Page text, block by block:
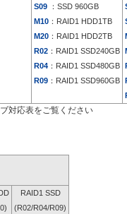
S09 ：SSD 960GB
M10 ：RAID1 HDD1TB
M20 ：RAID1 HDD2TB
R02 ：RAID1 SSD240GB
R04 ：RAID1 SSD480GB
R09 ：RAID1 SSD960GB
対応表をご覧ください
RAID1 SSD
(R02/R04/R09)